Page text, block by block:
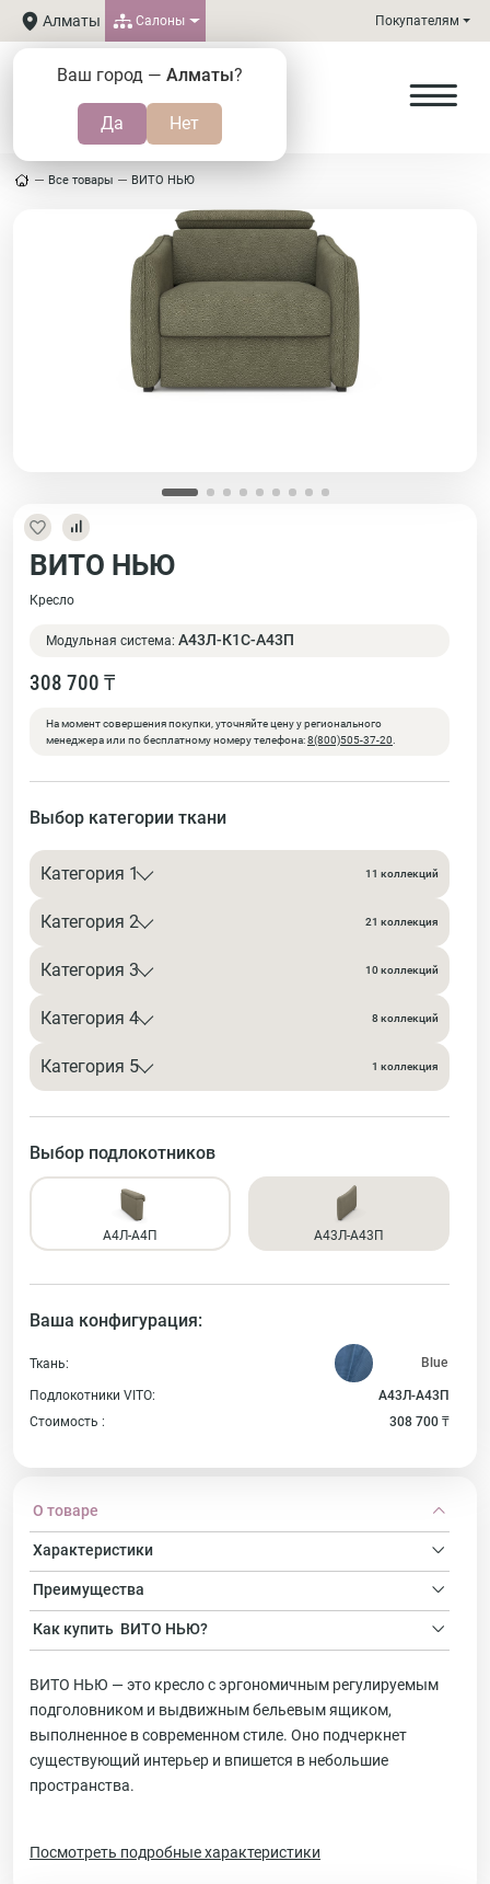
Алматы
Ваш город — Алматы?
Салоны Покупателям
Все товары ВИТО НЬЮ
О товаре
Характеристики
Преимущества
Как купить ВИТО НЬЮ?
ВИТО НЬЮ — это кресло с эргономичным регулируемым
подголовником и выдвижным бельевым ящиком,
выполненное в современном стиле. Оно подчеркнет
существующий интерьер и впишется в небольшие
пространства.
Посмотреть подробные характеристики
ВИТО НЬЮ
Кресло
Модульная система: А43Л-К1С-А43П
308 700 ₸
На момент совершения покупки, уточняйте цену у регионального
менеджера или по бесплатному номеру телефона:8(800)505-37-20
Выбор категории ткани
Категория 1 11 коллекций
Категория 2 21 коллекция
Категория 3 10 коллекций
Категория 4 8 коллекций
Категория 5 1 коллекция
Выбор подлокотников
А4Л-А4П А43Л-А43П
Ваша конфигурация:
Ткань:
Подлокотники VITO:
А43Л-А43П
Стоимость :
308 700 ₸